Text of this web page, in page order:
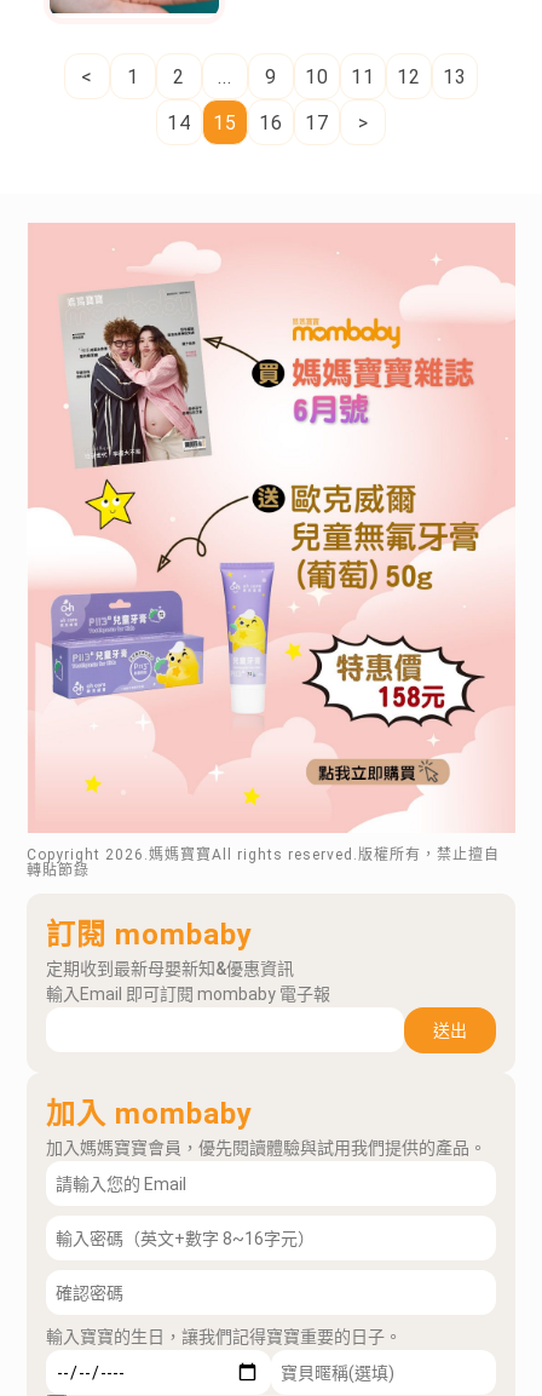
< 1 2 ... 9 10 11 12
13
14
15 16 17 >
Copyright 2026 .媽媽寶寶All rights reserved.版權所有，禁止擅自
轉貼節錄
訂閱 mombaby
定期收到最新母嬰新知&優惠資訊
輸入Email 即可訂閱 mombaby 電子報
送出
加入 mombaby
加入媽媽寶寶會員，優先閱讀體驗與試用我們提供的產品。
輸入寶寶的生日，讓我們記得寶寶重要的日子。